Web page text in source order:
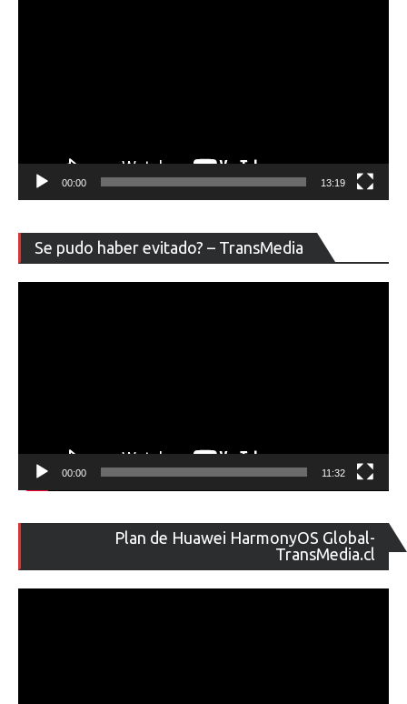
00:00 13:19
Se pudo haber evitado? – TransMedia
de
00:00 11:32
Plan de Huawei HarmonyOS Global-
TransMedia.cl
de